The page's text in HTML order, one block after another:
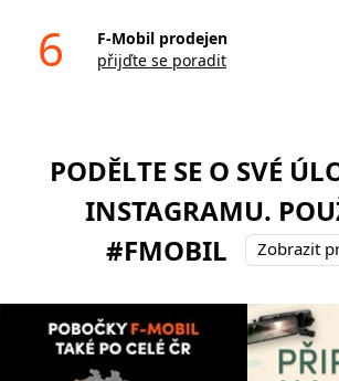
6
F-Mobil prodejen
přijďte se poradit
PODĚLTE SE O SVÉ
INSTAGRAMU.
#FMOBIL
Zobrazit